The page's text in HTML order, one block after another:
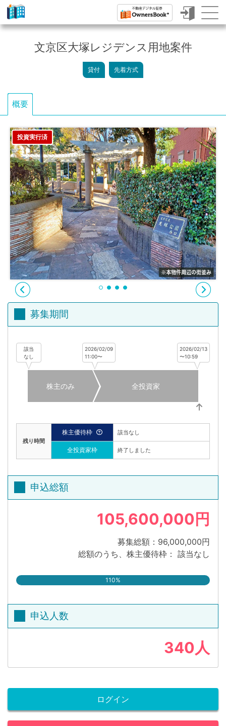
ク
フ
ァ
ン
デ
ィ
ン
グ
で
不
動
産
投
資
OwnersBook
文京区大塚レジデンス用地案件
貸付 先着方式
概要
投資実行済
募集期間
該当
なし
2026/02/09
11:00〜
2026/02/13
〜10:59
株主のみ 全投資家
残り時間
株主優待枠 該当なし
全投資家枠 終了しました
申込総額
105,600,000円
募集総額：96,000,000円
総額のうち、株主優待枠： 該当なし
110%
申込人数
340人
ログイン